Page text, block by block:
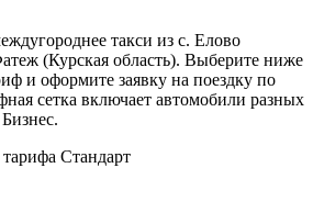
такси из с. Елово
(Курская область). Выберите ниже
и оформите заявку на поездку по
сетка включает автомобили разных